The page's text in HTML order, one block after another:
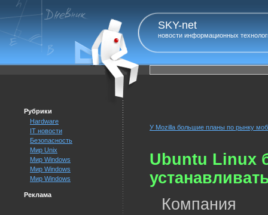
SKY-net
новости информационных
Рубрики
Hardware
IT новости
Безопасность
Мир Unix
Мир Windows
Мир Windows
Мир Windows
Реклама
У Mozilla большие планы по рынку
Ubuntu Linux
Компания